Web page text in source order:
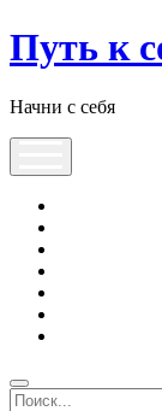
Путь к
Начни с себя